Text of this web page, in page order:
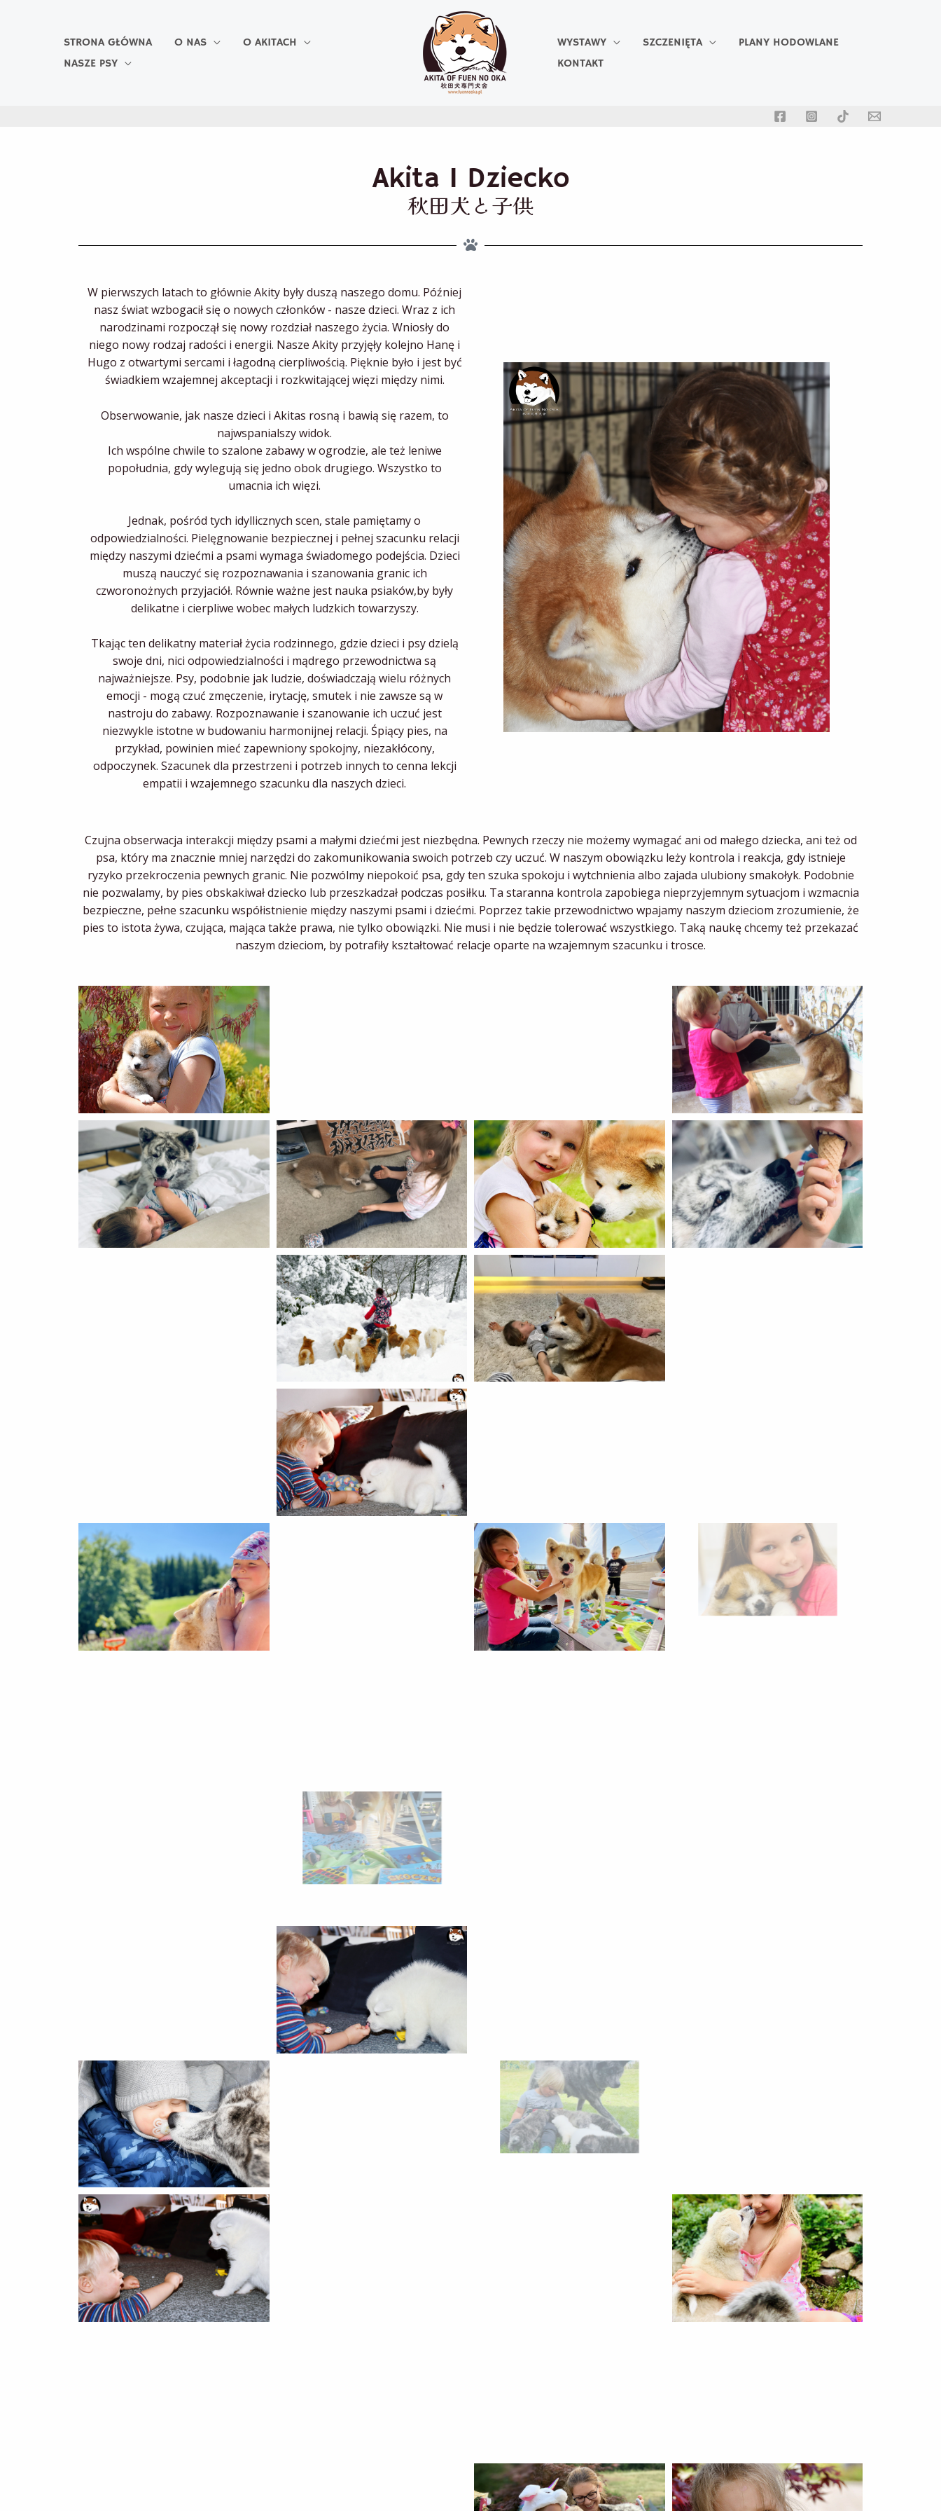
STRONA GŁÓWNA O NAS
O AKITACH
NASZE PSY
WYSTAWY SZCZENIĘTA
PLANY HODOWLANE
KONTAKT
Akita I Dziecko
秋田犬と子供
W pierwszych latach to głównie Akity były duszą naszego domu. Później
nasz świat wzbogacił się o nowych członków - nasze dzieci. Wraz z ich
narodzinami rozpoczął się nowy rozdział naszego życia. Wniosły do
niego nowy rodzaj radości i energii. Nasze Akity przyjęły kolejno Hanę i
Hugo z otwartymi sercami i łagodną cierpliwością. Pięknie było i jest być
świadkiem wzajemnej akceptacji i rozkwitającej więzi między nimi.
Obserwowanie, jak nasze dzieci i Akitas rosną i bawią się razem, to
najwspanialszy widok.
Ich wspólne chwile to szalone zabawy w ogrodzie, ale też leniwe
popołudnia, gdy wylegują się jedno obok drugiego. Wszystko to
umacnia ich więzi.
Jednak, pośród tych idyllicznych scen, stale pamiętamy o
odpowiedzialności. Pielęgnowanie bezpiecznej i pełnej szacunku relacji
między naszymi dziećmi a psami wymaga świadomego podejścia. Dzieci
muszą nauczyć się rozpoznawania i szanowania granic ich
czworonożnych przyjaciół. Równie ważne jest nauka psiaków,by były
delikatne i cierpliwe wobec małych ludzkich towarzyszy.
Tkając ten delikatny materiał życia rodzinnego, gdzie dzieci i psy dzielą
swoje dni, nici odpowiedzialności i mądrego przewodnictwa są
najważniejsze. Psy, podobnie jak ludzie, doświadczają wielu różnych
emocji - mogą czuć zmęczenie, irytację, smutek i nie zawsze są w
nastroju do zabawy. Rozpoznawanie i szanowanie ich uczuć jest
niezwykle istotne w budowaniu harmonijnej relacji. Śpiący pies, na
przykład, powinien mieć zapewniony spokojny, niezakłócony,
odpoczynek. Szacunek dla przestrzeni i potrzeb innych to cenna lekcji
empatii i wzajemnego szacunku dla naszych dzieci.
Czujna obserwacja interakcji między psami a małymi dziećmi jest niezbędna. Pewnych rzeczy nie możemy wymagać ani od małego dziecka, ani też od
psa, który ma znacznie mniej narzędzi do zakomunikowania swoich potrzeb czy uczuć. W naszym obowiązku leży kontrola i reakcja, gdy istnieje
ryzyko przekroczenia pewnych granic. Nie pozwólmy niepokoić psa, gdy ten szuka spokoju i wytchnienia albo zajada ulubiony smakołyk. Podobnie
nie pozwalamy, by pies obskakiwał dziecko lub przeszkadzał podczas posiłku. Ta staranna kontrola zapobiega nieprzyjemnym sytuacjom i wzmacnia
bezpieczne, pełne szacunku współistnienie między naszymi psami i dziećmi. Poprzez takie przewodnictwo wpajamy naszym dzieciom zrozumienie, że
pies to istota żywa, czująca, mająca także prawa, nie tylko obowiązki. Nie musi i nie będzie tolerować wszystkiego. Taką naukę chcemy też przekazać
naszym dzieciom, by potrafiły kształtować relacje oparte na wzajemnym szacunku i trosce.